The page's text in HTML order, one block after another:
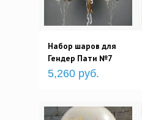
Набор шаров для
Гендер Пати №7
5,260 руб.